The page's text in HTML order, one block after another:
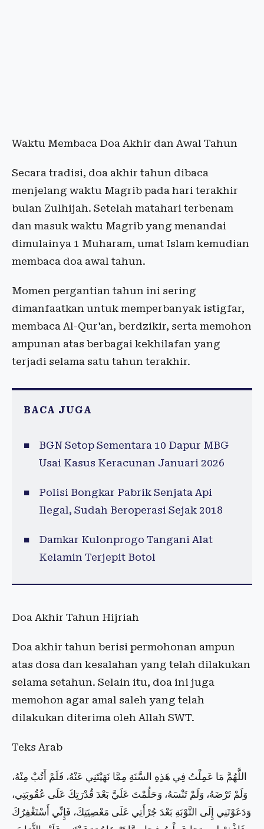
Waktu Membaca Doa Akhir dan Awal Tahun
Secara tradisi, doa akhir tahun dibaca
menjelang waktu Magrib pada hari terakhir
bulan Zulhijah. Setelah matahari terbenam
dan masuk waktu Magrib yang menandai
dimulainya 1 Muharam, umat Islam kemudian
membaca doa awal tahun.
Momen pergantian tahun ini sering
dimanfaatkan untuk memperbanyak istigfar,
membaca Al-Qur'an, berdzikir, serta memohon
ampunan atas berbagai kekhilafan yang
terjadi selama satu tahun terakhir.
BACA JUGA
BGN Setop Sementara 10 Dapur MBG
Usai Kasus Keracunan Januari 2026
Polisi Bongkar Pabrik Senjata Api
Ilegal, Sudah Beroperasi Sejak 2018
Damkar Kulonprogo Tangani Alat
Kelamin Terjepit Botol
Doa Akhir Tahun Hijriah
Doa akhir tahun berisi permohonan ampun
atas dosa dan kesalahan yang telah dilakukan
selama setahun. Selain itu, doa ini juga
memohon agar amal saleh yang telah
dilakukan diterima oleh Allah SWT.
Teks Arab
اللَّهُمَّ مَا عَمِلْتُ فِي هَذِهِ السَّنَةِ مِمَّا نَهَيْتَنِي عَنْهُ، فَلَمْ أَتُبْ مِنْهُ،
وَلَمْ تَرْضَهُ، وَلَمْ تَنْسَهُ، وَحَلُمْتَ عَلَيَّ بَعْدَ قُدْرَتِكَ عَلَى عُقُوبَتِي،
وَدَعَوْتَنِي إِلَى التَّوْبَةِ بَعْدَ جُرْأَتِي عَلَى مَعْصِيَتِكَ، فَإِنِّي أَسْتَغْفِرُكَ